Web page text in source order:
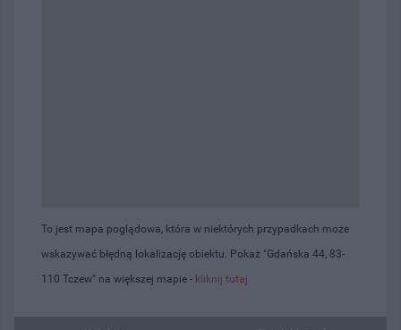
To jest mapa poglądowa, która w niektórych przypadkach może
wskazywać błędną lokalizację obiektu. Pokaż "Gdańska 44, 83-
110 Tczew" na większej mapie - kliknij tutaj